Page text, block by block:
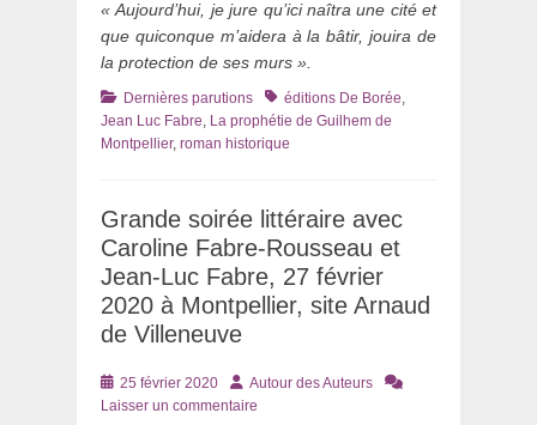
« Aujourd’hui, je jure qu’ici naîtra une cité et
que quiconque m’aidera à la bâtir, jouira de
la protection de ses murs ».
Catégories
Dernières parutions Tagséditions De Borée
Jean Luc Fabre La prophétie de Guilhem de
Montpellier, roman historique
Grande soirée littéraire avec
Caroline Fabre-Rousseau et
Jean-Luc Fabre, 27 février
2020 à Montpellier, site Arnaud
de Villeneuve
Posté
le
25 février 2020 AuteurAutour des Auteurs
Laisser un commentaire